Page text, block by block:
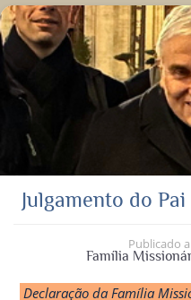
Julgamento do
Publicado a
Família
Declaração da Família